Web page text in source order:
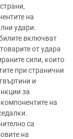
на
удари.
включват
от удара
сили, които
при странични
и
за
на
са
на